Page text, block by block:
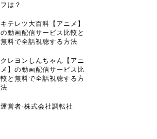
フは？
キテレツ大百科【アニメ】
の動画配信サービス比較と
無料で全話視聴する方法
クレヨンしんちゃん【アニ
メ】の動画配信サービス比
較と無料で全話視聴する方
法
運営者-株式会社調転社